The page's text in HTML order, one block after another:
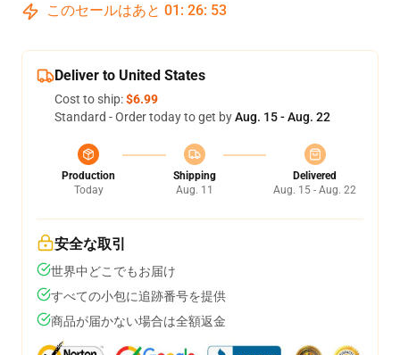
このセールはあと 01 : 26: 53
Deliver to United States
Cost to ship:$6.99
Standard - Order today to get byAug. 15 - Aug. 22
Production
Today
Shipping
Aug. 11
Delivered
Aug. 15 - Aug. 22
安全な取引
世界中どこでもお届け
すべての小包に追跡番号を提供
商品が届かない場合は全額返金